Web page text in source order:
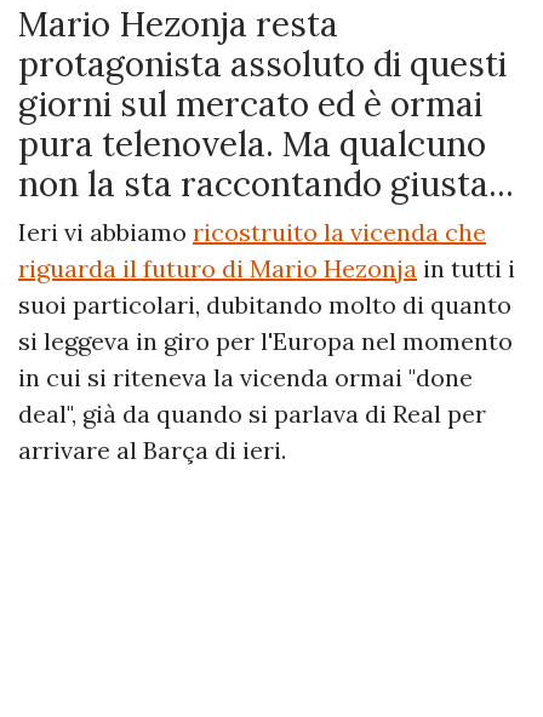
Mario Hezonja resta
protagonista assoluto di questi
giorni sul mercato ed è ormai
pura telenovela. Ma qualcuno
non la sta raccontando giusta...
Ieri vi abbiamo ricostruito la vicenda che
riguarda il futuro di Mario Hezonja in tutti i
suoi particolari, dubitando molto di quanto
si leggeva in giro per l'Europa nel momento
in cui si riteneva la vicenda ormai "done
deal", già da quando si parlava di Real per
arrivare al Barça di ieri.